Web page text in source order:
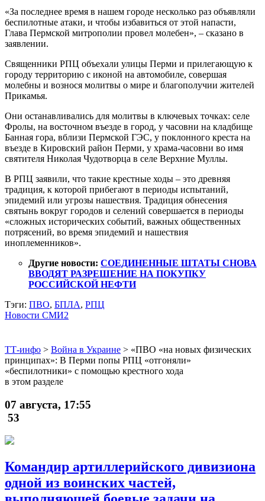
«За последнее время в нашем городе несколько раз объявляли
беспилотные атаки, и чтобы избавиться от этой напасти,
Глава Пермской митрополии провел молебен», – сказано в
заявлении.
Священники РПЦ объехали улицы Перми и прилегающую к
городу территорию с иконой на автомобиле, совершая
молебны и вознося молитвы о мире и благополучии жителей
Прикамья.
Они останавливались для молитвы в ключевых точках: селе
Фролы, на восточном въезде в город, у часовни на кладбище
Банная гора, вблизи Пермской ГЭС, у поклонного креста на
въезде в Кировский район Перми, у храма-часовни во имя
святителя Николая Чудотворца в селе Верхние Муллы.
В РПЦ заявили, что такие крестные ходы – это древняя
традиция, к которой прибегают в периоды испытаний,
эпидемий или угрозы нашествия. Традиция обнесения
святынь вокруг городов и селений совершается в периоды
«сложных исторических событий, важных общественных
потрясений, во время эпидемий и нашествия
иноплеменников».
Другие новости: СОЕДИНЕННЫЕ ШТАТЫ СНОВА
ВВОДЯТ РАЗРЕШЕНИЕ НА ПОКУПКУ
РОССИЙСКОЙ НЕФТИ
Тэги: ПВО, БПЛА, РПЦ
Новости СМИ2
ТТ-инфо > Война в Украине > «ПВО «на новых физических
принципах»: В Перми попы РПЦ «отгоняли»
«беспилотники» с помощью крестного хода
в этом разделе
07 августа, 17:55
53
Командир артиллерийского дивизиона
одной из воинских частей,